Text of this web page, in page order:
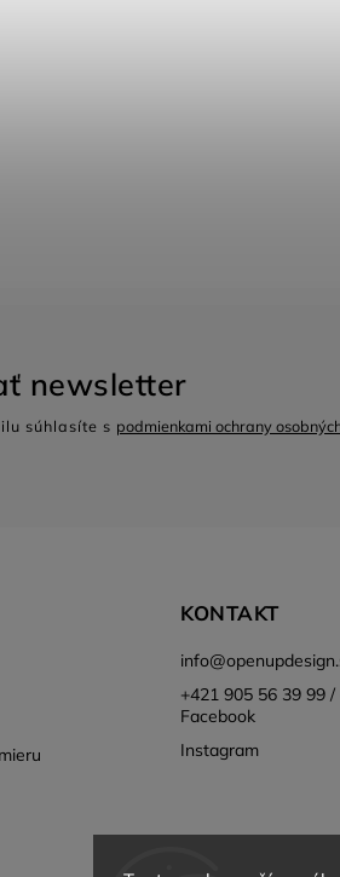
KONTAKT
info@
+421 905 56 39 99
Facebook
Instagram
newsletter
súhlasíte s podmienkami ochrany